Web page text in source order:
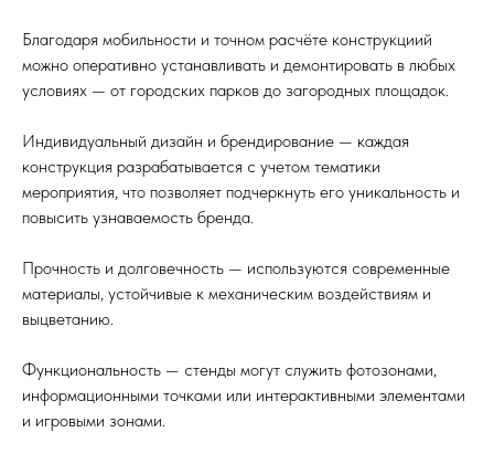
Благодаря мобильности и точном расчёте конструкциий
можно оперативно устанавливать и демонтировать в любых
условиях — от городских парков до загородных площадок.
Индивидуальный дизайн и брендирование — каждая
конструкция разрабатывается с учетом тематики
мероприятия, что позволяет подчеркнуть его уникальность и
повысить узнаваемость бренда.
Прочность и долговечность — используются современные
материалы, устойчивые к механическим воздействиям и
выцветанию.
Функциональность — стенды могут служить фотозонами,
информационными точками или интерактивными элементами
и игровыми зонами.
нам в мессенджеры:
проектов